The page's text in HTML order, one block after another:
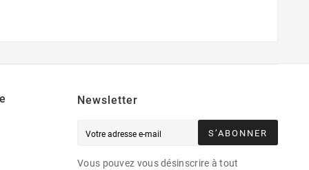
Newsletter
S’ABONNER
Vous pouvez vous désinscrire à tout